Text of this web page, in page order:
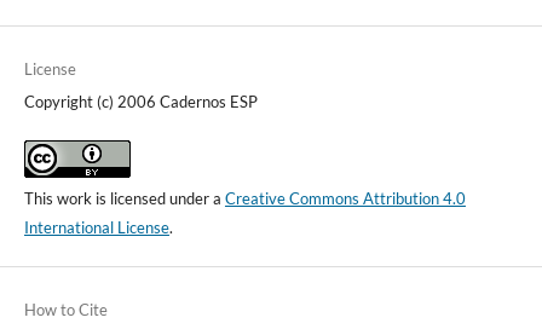
License
Copyright (c) 2006 Cadernos ESP
This work is licensed under a Creative Commons Attribution 4.0
International License.
How to Cite